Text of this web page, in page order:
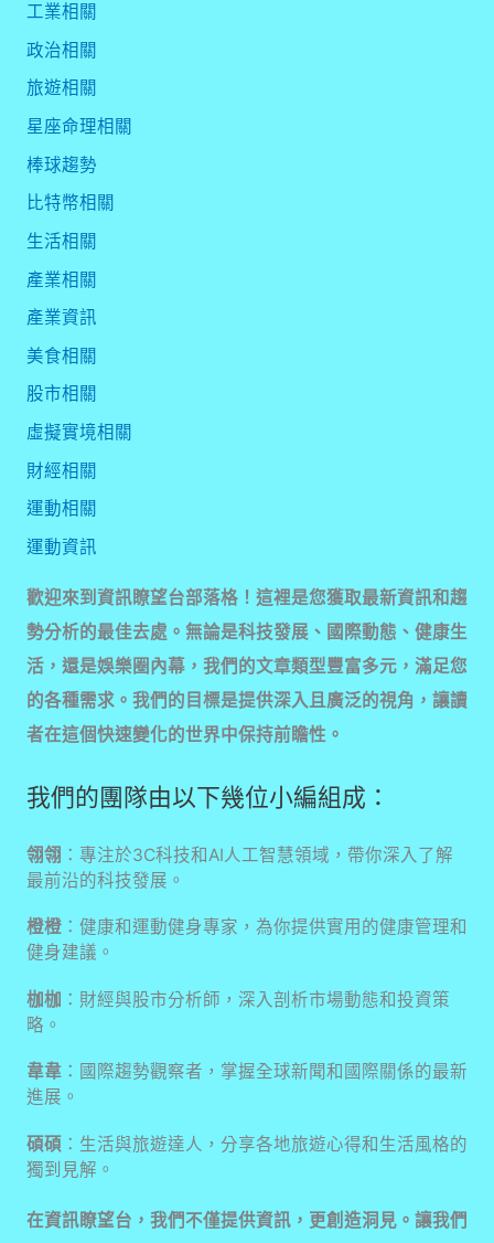
工業相關
政治相關
旅遊相關
星座命理相關
棒球趨勢
比特幣相關
生活相關
產業相關
產業資訊
美食相關
股市相關
虛擬實境相關
財經相關
運動相關
運動資訊
歡迎來到資訊瞭望台部落格！這裡是您獲取最新資訊和趨
勢分析的最佳去處。無論是科技發展、國際動態、健康生
活，還是娛樂圈內幕，我們的文章類型豐富多元，滿足您
的各種需求。我們的目標是提供深入且廣泛的視角，讓讀
者在這個快速變化的世界中保持前瞻性。
我們的團隊由以下幾位小編組成：
翎翎 ：專注於3C科技和AI人工智慧領域，帶你深入了解
最前沿的科技發展。
橙橙：健康和運動健身專家，為你提供實用的健康管理和
健身建議。
枷枷 ：財經與股市分析師，深入剖析市場動態和投資策
略。
韋韋：國際趨勢觀察者，掌握全球新聞和國際關係的最新
進展。
碩碩：生活與旅遊達人，分享各地旅遊心得和生活風格的
獨到見解。
在資訊瞭望台，我們不僅提供資訊，更創造洞見。讓我們